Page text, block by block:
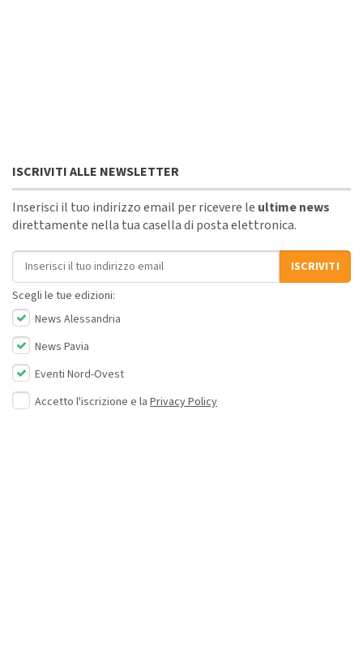
ISCRIVITI ALLE NEWSLETTER
Inserisci il tuo indirizzo email per ricevere le ultime news
direttamente nella tua casella di posta elettronica.
Indirizzo email
ISCRIVITI
Scegli le tue edizioni:
News Alessandria
News Pavia
Eventi Nord-Ovest
Accetto l'iscrizione e la Privacy Policy